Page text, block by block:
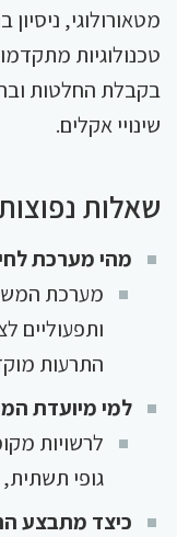
מטאורולוגי, ניסיון
טכנולוגיות
בקבלת החלטות
שינויי אקלים.
שאלות
מהי מערכת
מערכת
ותפעוליים
התרעות
למי מיועדת
לרשויות
גופי תשתית,
כיצד מתבצע